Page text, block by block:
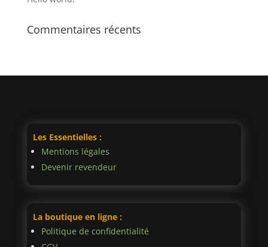
Commentaires récents
Les Essentielles :
Mentions légales
Devenir revendeur
La boutique en ligne :
Politique de confidentialité